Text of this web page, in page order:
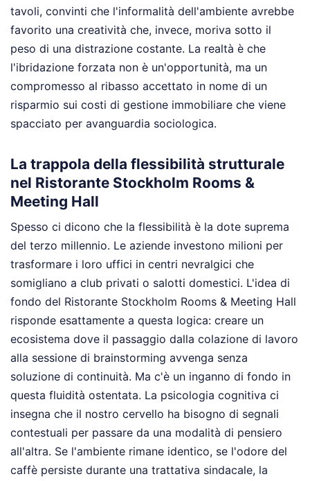
tavoli, convinti che l'informalità dell'ambiente avrebbe
favorito una creatività che, invece, moriva sotto il
peso di una distrazione costante. La realtà è che
l'ibridazione forzata non è un'opportunità, ma un
compromesso al ribasso accettato in nome di un
risparmio sui costi di gestione immobiliare che viene
spacciato per avanguardia sociologica.
La trappola della flessibilità strutturale
nel Ristorante Stockholm Rooms &
Meeting Hall
Spesso ci dicono che la flessibilità è la dote suprema
del terzo millennio. Le aziende investono milioni per
trasformare i loro uffici in centri nevralgici che
somigliano a club privati o salotti domestici. L'idea di
fondo del Ristorante Stockholm Rooms & Meeting Hall
risponde esattamente a questa logica: creare un
ecosistema dove il passaggio dalla colazione di lavoro
alla sessione di brainstorming avvenga senza
soluzione di continuità. Ma c'è un inganno di fondo in
questa fluidità ostentata. La psicologia cognitiva ci
insegna che il nostro cervello ha bisogno di segnali
contestuali per passare da una modalità di pensiero
all'altra. Se l'ambiente rimane identico, se l'odore del
caffè persiste durante una trattativa sindacale, la